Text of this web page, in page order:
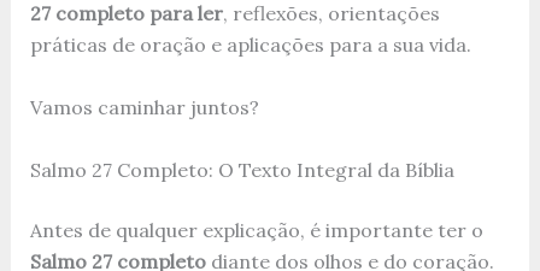
27 completo para ler, reflexões, orientações
práticas de oração e aplicações para a sua vida.
Vamos caminhar juntos?
Salmo 27 Completo: O Texto Integral da Bíblia
Antes de qualquer explicação, é importante ter o
Salmo 27 completodiante dos olhos e do coração.